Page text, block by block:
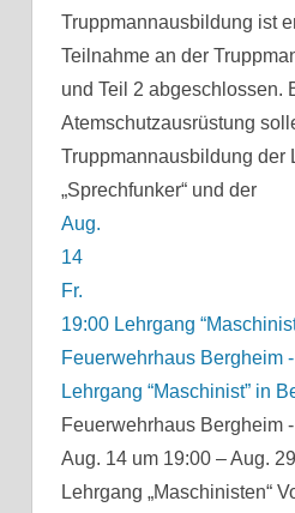
Truppmannausbildung ist
Teilnahme an der
und Teil 2 abgeschlossen.
Atemschutzausrüstung
Truppmannausbildung der
„Sprechfunker“ und der
Aug.
14
Fr.
19:00 Lehrgang
Feuerwehrhaus Bergheim
Lehrgang “Maschinist” in
Feuerwehrhaus Bergheim
Aug. 14 um 19:00 – Aug.
Lehrgang „Maschinisten“